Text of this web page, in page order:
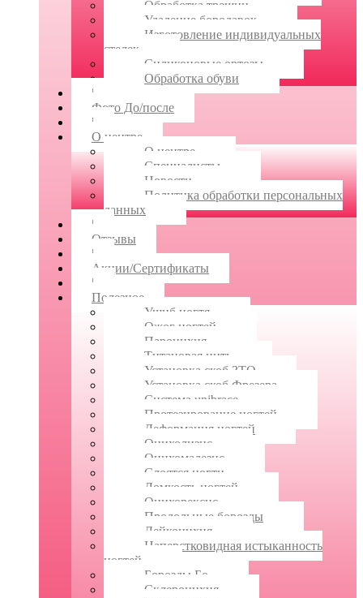
Обработка трещин
Удаление бородавок
Изготовление индивидуальных
стелек
Силиконовые ортозы
Обработка обуви
|
Фото До/после
|
О центре
О центре
Специалисты
Новости
Политика обработки персональных
данных
|
Отзывы
|
Акции/Сертификаты
|
Полезное
Ушиб ногтя
Ожог ногтей
Паронихия
Титановая нить
Установка скоб ЗТО
Установка скоб Фрезера
Система unibrace
Протезирование ногтей
Деформация ногтей
Онихолизис
Онихомадезис
Слоятся ногти
Ломкость ногтей
Онихорексис
Продольные борозды
Лейконихия
Наперстковидная истыканность
ногтей
Борозды Бо
Склеронихия